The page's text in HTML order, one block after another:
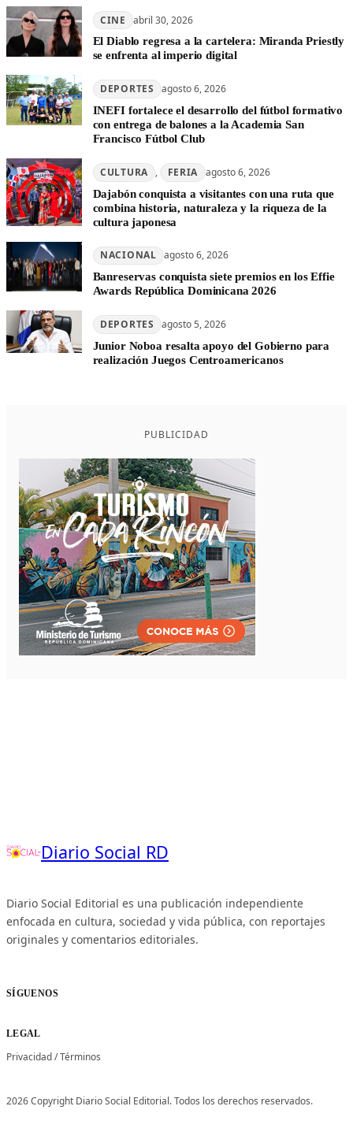
CINE abril 30, 2026
El Diablo regresa a la cartelera: Miranda Priestly
se enfrenta al imperio digital
DEPORTES agosto 6, 2026
INEFI fortalece el desarrollo del fútbol formativo
con entrega de balones a la Academia San
Francisco Fútbol Club
CULTURA , FERIA agosto 6, 2026
Dajabón conquista a visitantes con una ruta que
combina historia, naturaleza y la riqueza de la
cultura japonesa
NACIONAL agosto 6, 2026
Banreservas conquista siete premios en los Effie
Awards República Dominicana 2026
DEPORTES agosto 5, 2026
Junior Noboa resalta apoyo del Gobierno para
realización Juegos Centroamericanos
PUBLICIDAD
Diario Social RD
Diario Social Editorial es una publicación independiente
enfocada en cultura, sociedad y vida pública, con reportajes
originales y comentarios editoriales.
SÍGUENOS
LEGAL
Privacidad/Términos
2026 Copyright Diario Social Editorial. Todos los derechos reservados.